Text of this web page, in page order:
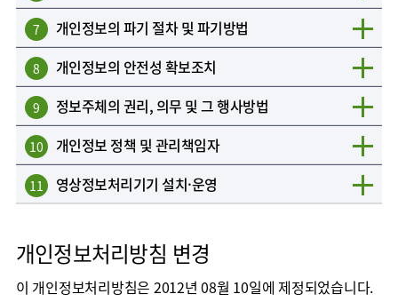
7 개인정보의 파기 절차 및 파기방법
8 개인정보의 안전성 확보조치
9 정보주체의 권리, 의무 및 그 행사방법
10 개인정보 정책 및 관리책임자
11 영상정보처리기기 설치·운영
개인정보처리방침 변경
이 개인정보처리방침은 2012년 08월 10일에 제정되었습니다.